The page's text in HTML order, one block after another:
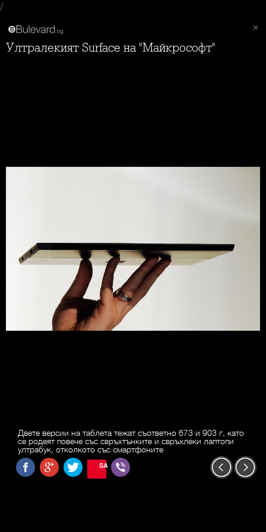
/
Ултралекият Surface на "Майкрософт"
Двете версии на таблета тежат съответно 673 и 903 г, като
се родеят повече със свръхтънките и свръхлеки лаптопи
ултрабук, отколкото със смартфоните
SAVE